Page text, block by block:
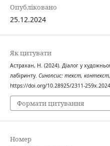
Опубліковано
25.12.2024
Як цитувати
Астрахан, Н. (2024). Діалог у
лабіринту. Синопсис: текст,
https://doi.org/10.28925/2311-
Формати цитування
Номер